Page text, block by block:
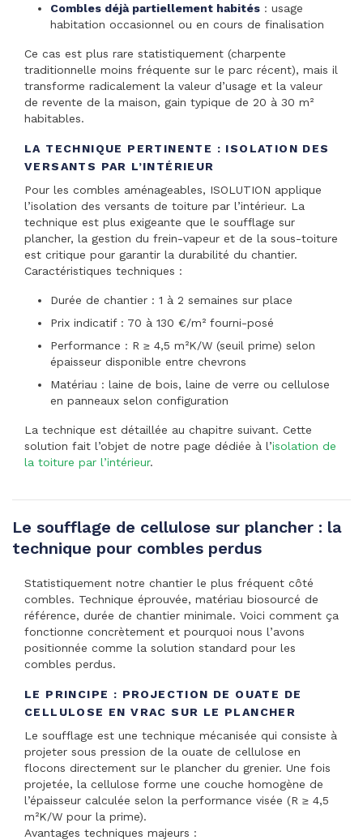
Combles déjà partiellement habités : usage
habitation occasionnel ou en cours de finalisation
Ce cas est plus rare statistiquement (charpente
traditionnelle moins fréquente sur le parc récent), mais il
transforme radicalement la valeur d’usage et la valeur
de revente de la maison, gain typique de 20 à 30 m²
habitables.
LA TECHNIQUE PERTINENTE : ISOLATION DES
VERSANTS PAR L’INTÉRIEUR
Pour les combles aménageables, ISOLUTION applique
l’isolation des versants de toiture par l’intérieur. La
technique est plus exigeante que le soufflage sur
plancher, la gestion du frein-vapeur et de la sous-toiture
est critique pour garantir la durabilité du chantier.
Caractéristiques techniques :
Durée de chantier : 1 à 2 semaines sur place
Prix indicatif : 70 à 130 €/m² fourni-posé
Performance : R ≥ 4,5 m²K/W (seuil prime) selon
épaisseur disponible entre chevrons
Matériau : laine de bois, laine de verre ou cellulose
en panneaux selon configuration
La technique est détaillée au chapitre suivant. Cette
solution fait l’objet de notre page dédiée à l’isolation de
la toiture par l’intérieur.
Le soufflage de cellulose sur plancher : la
technique pour combles perdus
Statistiquement notre chantier le plus fréquent côté
combles. Technique éprouvée, matériau biosourcé de
référence, durée de chantier minimale. Voici comment ça
fonctionne concrètement et pourquoi nous l’avons
positionnée comme la solution standard pour les
combles perdus.
LE PRINCIPE : PROJECTION DE OUATE DE
CELLULOSE EN VRAC SUR LE PLANCHER
Le soufflage est une technique mécanisée qui consiste à
projeter sous pression de la ouate de cellulose en
flocons directement sur le plancher du grenier. Une fois
projetée, la cellulose forme une couche homogène de
l’épaisseur calculée selon la performance visée (R ≥ 4,5
m²K/W pour la prime).
Avantages techniques majeurs :